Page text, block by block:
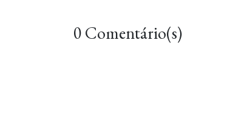
0 Comentário(s)